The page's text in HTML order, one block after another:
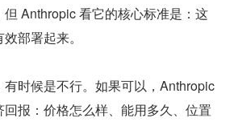
Anthropic 看它的核心标准是：这
部署起来。
时候是不行。如果可以，Anthropic
报：价格怎么样、能用多久、位置